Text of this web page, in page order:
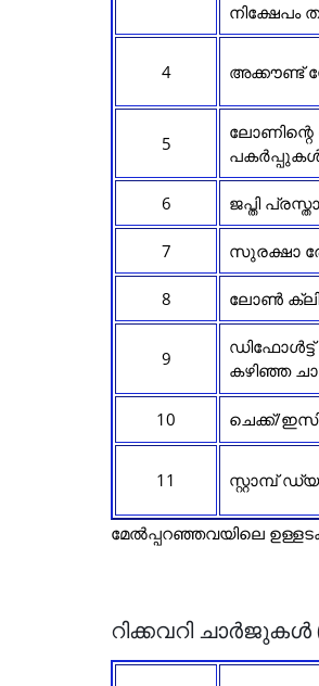
നിക്ഷേപം
4 അക്കൗണ്ട്
5
6 ജപ്തി
7 സുരക്ഷാ
8 ലോൺ
9
കഴിഞ്ഞ
10 ചെക്ക്/
11 സ്റ്റാമ്പ്
മേൽപ്പറഞ്ഞവയിലെ
റിക്കവറി